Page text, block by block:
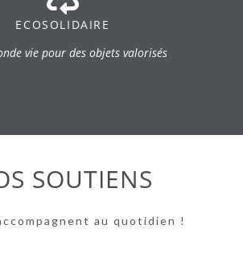
ECOSOLIDAIRE
vie pour des objets valorisés
SOUTIENS
au quotidien !